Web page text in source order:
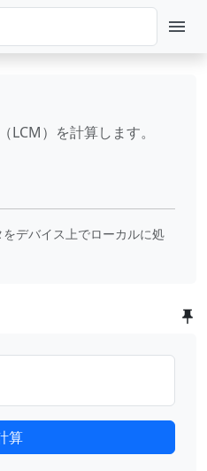
LCM）を計算します。
デバイス上でローカルに処
算